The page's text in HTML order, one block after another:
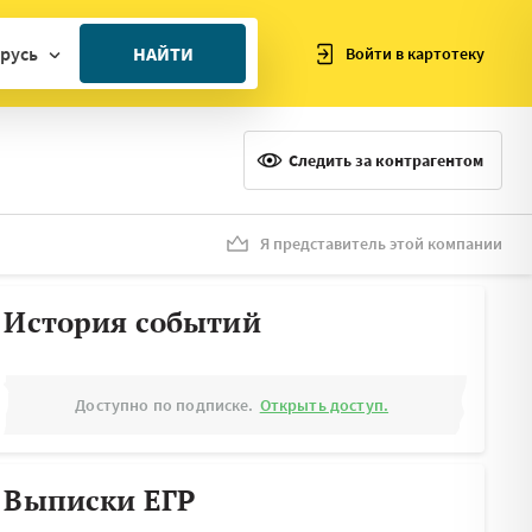
НАЙТИ Войти в картотеку
Следить за контрагентом
Я представитель этой компании
История событий
Доступно по подписке. Открыть доступ.
Выписки ЕГР